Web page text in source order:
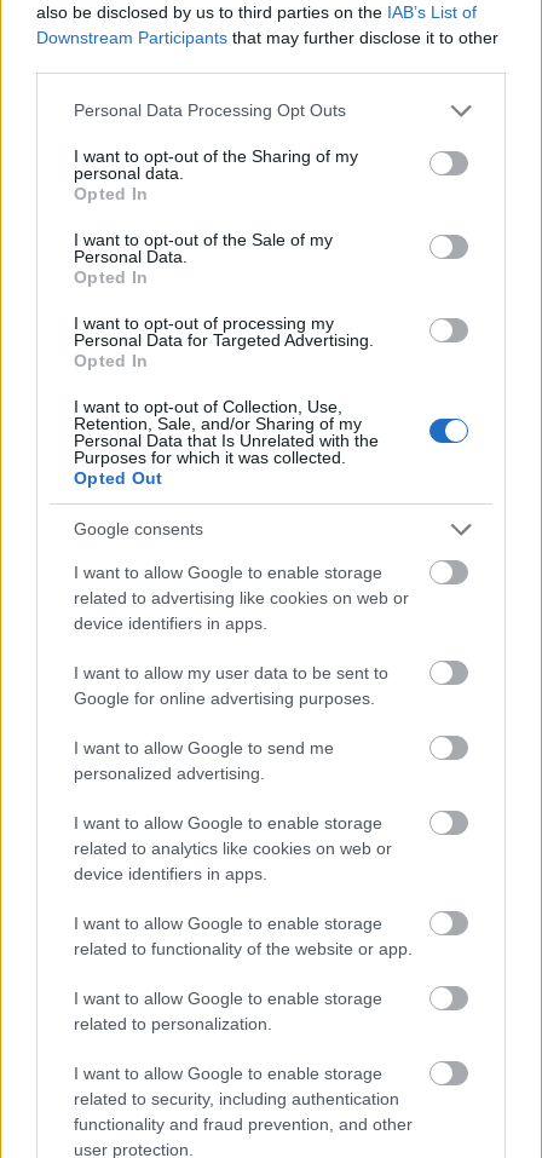
also be disclosed by us to third parties on the IAB’s List of
Downstream Participants that may further disclose it to other
Please note that this website/app uses one or more Google
not limited to your visit or usage behaviour. You may click to
grant or deny consent to Google and its third-party tags to
use your data for below specified purposes in below Google
consent section.
Personal Data Processing Opt Outs
I want to opt-out of the Sharing of my
personal data.
Opted In
I want to opt-out of the Sale of my
Personal Data.
Opted In
I want to opt-out of processing my
Personal Data for Targeted Advertising.
Opted In
I want to opt-out of Collection, Use,
Retention, Sale, and/or Sharing of my
Personal Data that Is Unrelated with the
Purposes for which it was collected.
Opted Out
Google consents
I want to allow Google to enable storage
related to advertising like cookies on web or
device identifiers in apps.
I want to allow my user data to be sent to
Google for online advertising purposes.
I want to allow Google to send me
personalized advertising.
I want to allow Google to enable storage
related to analytics like cookies on web or
device identifiers in apps.
I want to allow Google to enable storage
related to functionality of the website or app.
I want to allow Google to enable storage
related to personalization.
I want to allow Google to enable storage
related to security, including authentication
functionality and fraud prevention, and other
user protection.
Ennél nagyobb zavart szándékosan sem kavarhatott
volna a kormányzat a TAO 2012/13-as pályázati
beadási határideje körül. Az eredeti állapot szerint
április 1-jéig kell a támogatási kérelmeket
szerint a következő munkanapon,…
Közeleg a 2012/13-as TAO-határidő
F. Kapus•2012. március 12.
"Alig telt el fél év, és ismét neki kell fogniuk a
sportszervezeteknek a sporttámogatási kérelmek
elkészítésébe, már ha nem akarnak támogatás
nélkül maradni a következő évadra – áll állandó
szakértőnk, Radnai Károly és a Sportax Zrt.
blogunkhoz eljuttatott…
Látványsportágak támogatási
hajrája
F. Kapus•2011. december 14.
Az öt látványsportágban a végéhez érkezett a
társasági adó gyűjtése. A jégkorongcsapatok
számára összesen 1,88 milliárd forintot támogatást
ítéltek meg, ezen kívül a szövetség is kaphat 387
milliót, így kedvenc sportágunkba soha nem látott
nagyságrendű összeg…
2,2 milliárd forint áramolhat a
jégkorongba
F. Kapus•2011. október 25.
"A Nemzeti Sport Intézet ugyanis a teljes pályázati
az érintett öt szakszövetség közül – nyilatkozta
Németh Miklós, az MJSZ elnöke az icehockey.hu
oldalnak." Az öt látványcsapatsportág a nyereséges